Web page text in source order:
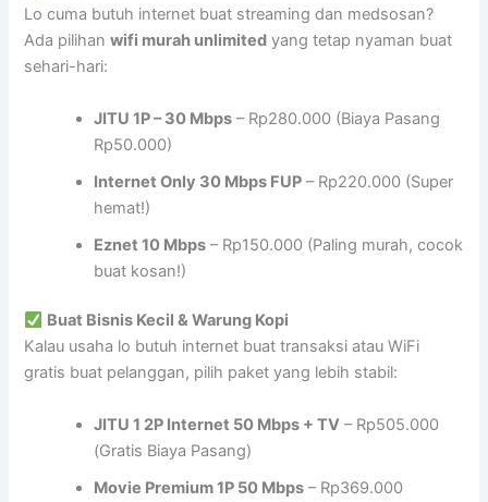
Lo cuma butuh internet buat streaming dan medsosan?
Ada pilihanwifi murah unlimited yang tetap nyaman buat
sehari-hari:
JITU 1P – 30 Mbps – Rp280.000 (Biaya Pasang
Rp50.000)
Internet Only 30 Mbps FUP – Rp220.000 (Super
hemat!)
Eznet 10 Mbps – Rp150.000 (Paling murah, cocok
buat kosan!)
Buat Bisnis Kecil & Warung Kopi
Kalau usaha lo butuh internet buat transaksi atau WiFi
gratis buat pelanggan, pilih paket yang lebih stabil:
JITU 1 2P Internet 50 Mbps + TV – Rp505.000
(Gratis Biaya Pasang)
Movie Premium 1P 50 Mbps – Rp369.000